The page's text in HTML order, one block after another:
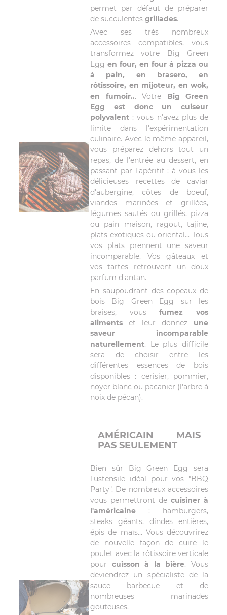
permet par défaut de préparer
de succulentes grillades.
Avec ses très nombreux
accessoires compatibles, vous
transformez votre Big Green
Egg en four, en four à pizza ou
à pain, en brasero, en
rôtissoire, en mijoteur, en wok,
en fumoir... Votre Big Green
Egg est donc un cuiseur
polyvalent : vous n'avez plus de
limite dans l'expérimentation
culinaire. Avec le même appareil,
vous préparez dehors tout un
repas, de l'entrée au dessert, en
passant par l'apéritif : à vous les
délicieuses recettes de caviar
d'aubergine, côtes de boeuf,
viandes marinées et grillées,
légumes sautés ou grillés, pizza
ou pain maison, ragout, tajine,
plats exotiques ou oriental... Tous
vos plats prennent une saveur
incomparable. Vos gâteaux et
vos tartes retrouvent un doux
parfum d'antan.
En saupoudrant des copeaux de
bois Big Green Egg sur les
braises, vousfumez vos
aliments et leur donnez une
saveur incomparable
naturellement. Le plus difficile
sera de choisir entre les
différentes essences de bois
disponibles : cerisier, pommier,
noyer blanc ou pacanier (l'arbre à
noix de pécan).
AMÉRICAIN MAIS
PAS SEULEMENT
Bien sûr Big Green Egg sera
l'ustensile idéal pour vos "BBQ
Party". De nombreux accessoires
vous permettront de cuisiner à
l'américaine : hamburgers,
steaks géants, dindes entières,
épis de maïs... Vous découvrirez
de nouvelle façon de cuire le
poulet avec la rôtissoire verticale
pour cuisson à la bière. Vous
deviendrez un spécialiste de la
sauce barbecue et de
nombreuses marinades
gouteuses.